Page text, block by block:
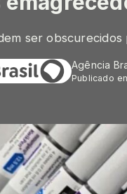
ser
Agência
Publicado